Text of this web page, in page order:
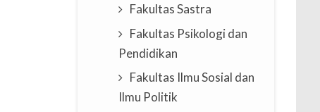
Fakultas Sastra
Fakultas Psikologi dan
Pendidikan
Fakultas Ilmu Sosial dan
Ilmu Politik